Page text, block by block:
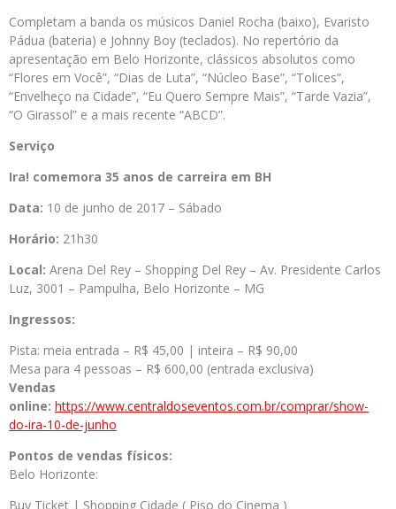
Completam a banda os músicos Daniel Rocha (baixo), Evaristo
Pádua (bateria) e Johnny Boy (teclados). No repertório da
apresentação em Belo Horizonte, clássicos absolutos como
“Flores em Você”, “Dias de Luta”, “Núcleo Base”, “Tolices”,
“Envelheço na Cidade”, “Eu Quero Sempre Mais”, “Tarde Vazia”,
“O Girassol” e a mais recente “ABCD”.
Serviço
Ira! comemora 35 anos de carreira em BH
Data: 10 de junho de 2017 – Sábado
Horário: 21h30
Local: Arena Del Rey – Shopping Del Rey – Av. Presidente Carlos
Luz, 3001 – Pampulha, Belo Horizonte – MG
Ingressos:
Pista: meia entrada – R$ 45,00 | inteira – R$ 90,00
Mesa para 4 pessoas – R$ 600,00 (entrada exclusiva)
Vendas
online: https://www.centraldoseventos.com.br/comprar/show-
do-ira-10-de-junho
Pontos de vendas físicos:
Belo Horizonte:
Buy Ticket | Shopping Cidade ( Piso do Cinema )